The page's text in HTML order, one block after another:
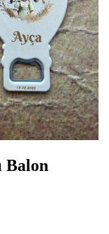
Balon